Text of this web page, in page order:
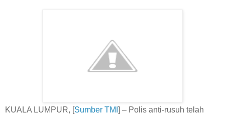
KUALA LUMPUR, [Sumber TMI ] – Polis anti-rusuh telah